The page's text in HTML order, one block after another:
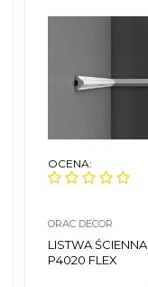
OCENA:
ORAC DECOR
LISTWA ŚCIENNA
P4020 FLEX